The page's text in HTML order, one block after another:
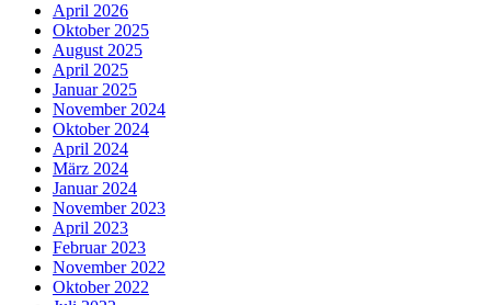
April 2026
Oktober 2025
August 2025
April 2025
Januar 2025
November 2024
Oktober 2024
April 2024
März 2024
Januar 2024
November 2023
April 2023
Februar 2023
November 2022
Oktober 2022